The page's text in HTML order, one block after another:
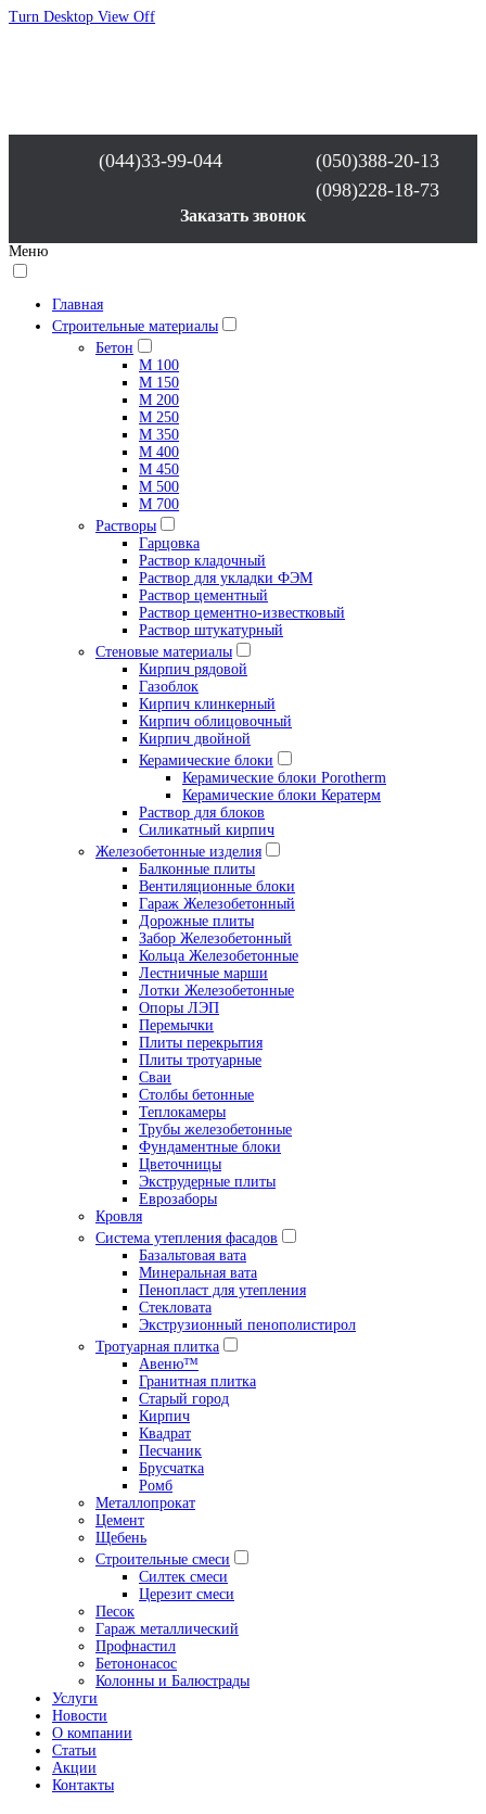
Turn Desktop View Off
(044)33-99-044
(050)388-20-13
(098)228-18-73
Заказать звонок
Меню
Главная
Строительные материалы
Бетон
М 100
М 150
М 200
М 250
М 350
М 400
М 450
М 500
М 700
Растворы
Гарцовка
Раствор кладочный
Раствор для укладки ФЭМ
Раствор цементный
Раствор цементно-известковый
Раствор штукатурный
Стеновые материалы
Кирпич рядовой
Газоблок
Кирпич клинкерный
Кирпич облицовочный
Кирпич двойной
Керамические блоки
Керамические блоки Porotherm
Керамические блоки Кератерм
Раствор для блоков
Силикатный кирпич
Железобетонные изделия
Балконные плиты
Вентиляционные блоки
Гараж Железобетонный
Дорожные плиты
Забор Железобетонный
Кольца Железобетонные
Лестничные марши
Лотки Железобетонные
Опоры ЛЭП
Перемычки
Плиты перекрытия
Плиты тротуарные
Сваи
Столбы бетонные
Теплокамеры
Трубы железобетонные
Фундаментные блоки
Цветочницы
Экструдерные плиты
Еврозаборы
Кровля
Система утепления фасадов
Базальтовая вата
Минеральная вата
Пенопласт для утепления
Стекловата
Экструзионный пенополистирол
Тротуарная плитка
Авеню™
Гранитная плитка
Старый город
Кирпич
Квадрат
Песчаник
Брусчатка
Ромб
Металлопрокат
Цемент
Щебень
Строительные смеси
Силтек смеси
Церезит смеси
Песок
Гараж металлический
Профнастил
Бетононасос
Колонны и Балюстрады
Услуги
Новости
О компании
Статьи
Акции
Контакты